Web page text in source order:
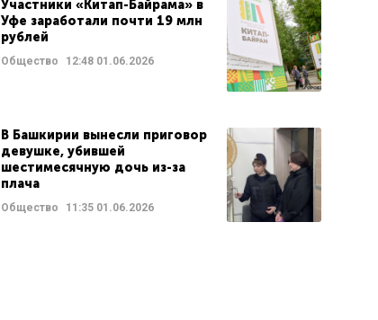
Участники «Китап-Байрама» в
Уфе заработали почти 19 млн
рублей
Общество 12:4801.06.2026
В Башкирии вынесли приговор
девушке, убившей
шестимесячную дочь из-за
плача
Общество 11:3501.06.2026